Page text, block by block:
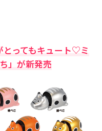
とってもキュート♡ミ
」が新発売